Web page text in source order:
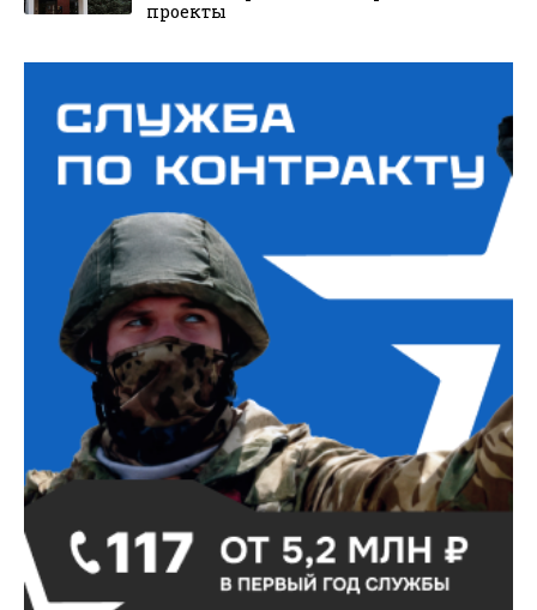
проекты